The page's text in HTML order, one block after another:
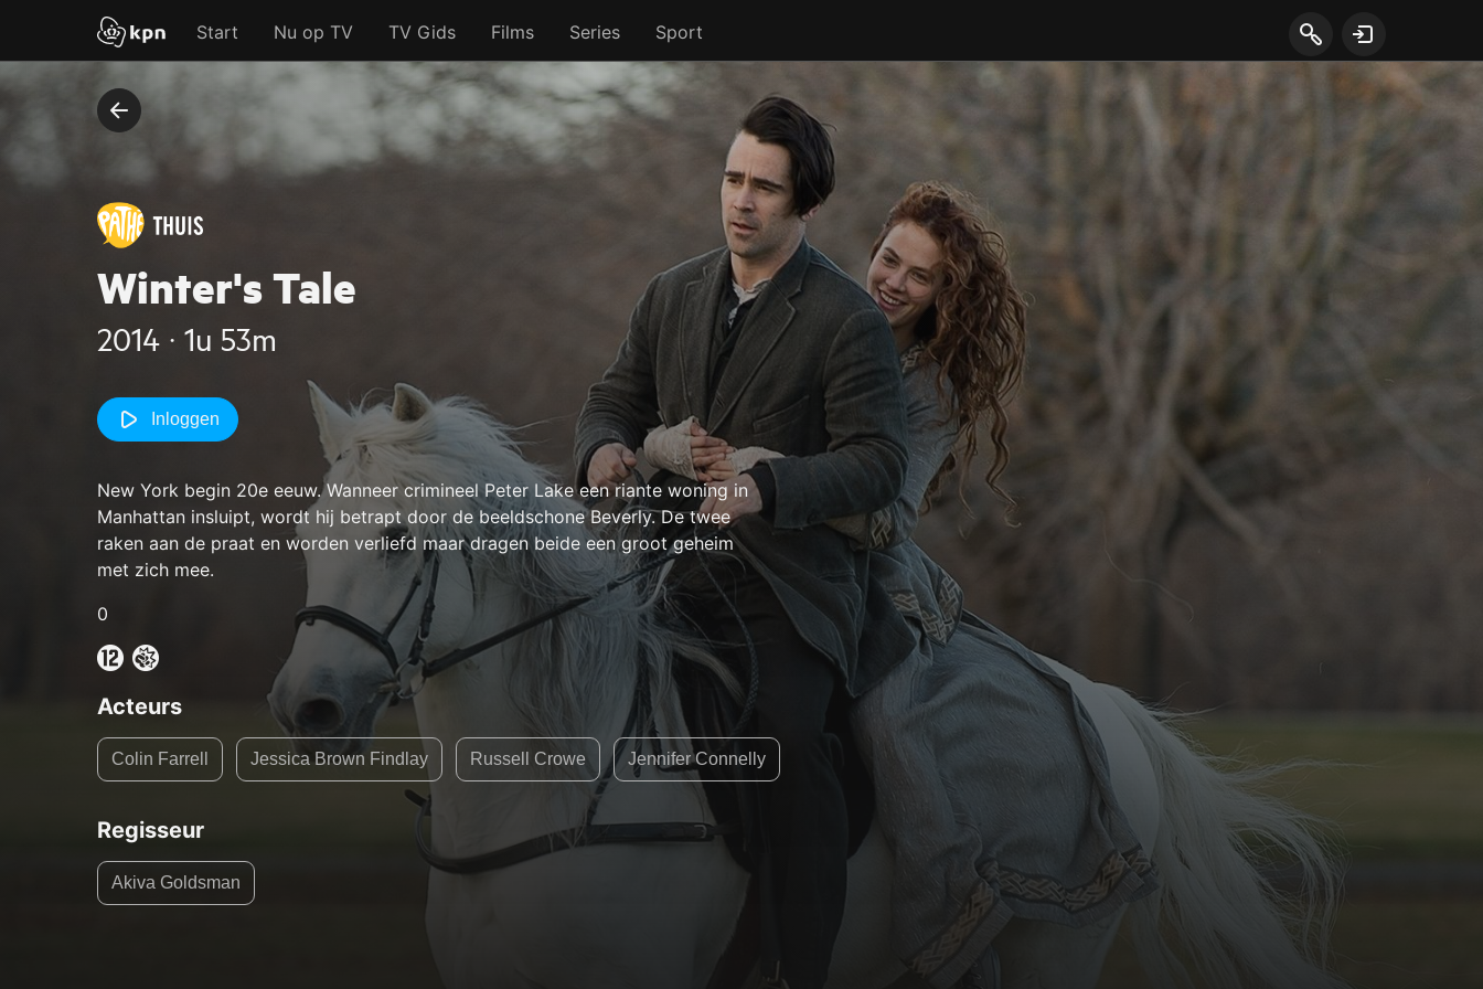
Start Nu op TV TV Gids Films Series Sport
Winter's Tale
2014 ‧ 1u 53m
Inloggen
New York begin 20e eeuw. Wanneer crimineel Peter Lake een riante woning in
Manhattan insluipt, wordt hij betrapt door de beeldschone Beverly. De twee
raken aan de praat en worden verliefd maar dragen beide een groot geheim
met zich mee.
0
Acteurs
Colin Farrell Jessica Brown Findlay Russell Crowe Jennifer Connelly
Regisseur
Akiva Goldsman